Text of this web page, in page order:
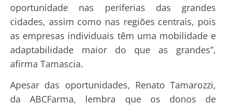
oportunidade nas periferias das grandes
cidades, assim como nas regiões centrais, pois
as empresas individuais têm uma mobilidade e
adaptabilidade maior do que as grandes”,
afirma Tamascia.
Apesar das oportunidades, Renato Tamarozzi,
da ABCFarma, lembra que os donos de